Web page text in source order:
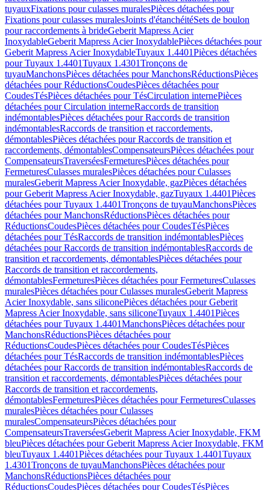
tuyauxFixations pour culasses muralesPièces détachées pour
Fixations pour culasses muralesJoints d'étanchéitéSets de boulon
pour raccordements à brideGeberit Mapress Acier
InoxydableGeberit Mapress Acier InoxydablePièces détachées pour
Geberit Mapress Acier InoxydableTuyaux 1.4401Pièces détachées
pour Tuyaux 1.4401Tuyaux 1.4301Tronçons de
tuyauManchonsPièces détachées pour ManchonsRéductionsPièces
détachées pour RéductionsCoudesPièces détachées pour
CoudesTésPièces détachées pour TésCirculation internePièces
détachées pour Circulation interneRaccords de transition
indémontablesPièces détachées pour Raccords de transition
indémontablesRaccords de transition et raccordements,
démontablesPièces détachées pour Raccords de transition et
raccordements, démontablesCompensateursPièces détachées pour
CompensateursTraverséesFermeturesPièces détachées pour
FermeturesCulasses muralesPièces détachées pour Culasses
muralesGeberit Mapress Acier Inoxydable, gazPièces détachées
pour Geberit Mapress Acier Inoxydable, gazTuyaux 1.4401Pièces
détachées pour Tuyaux 1.4401Tronçons de tuyauManchonsPièces
détachées pour ManchonsRéductionsPièces détachées pour
RéductionsCoudesPièces détachées pour CoudesTésPièces
détachées pour TésRaccords de transition indémontablesPièces
détachées pour Raccords de transition indémontablesRaccords de
transition et raccordements, démontablesPièces détachées pour
Raccords de transition et raccordements,
démontablesFermeturesPièces détachées pour FermeturesCulasses
muralesPièces détachées pour Culasses muralesGeberit Mapress
Acier Inoxydable, sans siliconePièces détachées pour Geberit
Mapress Acier Inoxydable, sans siliconeTuyaux 1.4401Pièces
détachées pour Tuyaux 1.4401ManchonsPièces détachées pour
ManchonsRéductionsPièces détachées pour
RéductionsCoudesPièces détachées pour CoudesTésPièces
détachées pour TésRaccords de transition indémontablesPièces
détachées pour Raccords de transition indémontablesRaccords de
transition et raccordements, démontablesPièces détachées pour
Raccords de transition et raccordements,
démontablesFermeturesPièces détachées pour FermeturesCulasses
muralesPièces détachées pour Culasses
muralesCompensateursPièces détachées pour
CompensateursTraverséesGeberit Mapress Acier Inoxydable, FKM
bleuPièces détachées pour Geberit Mapress Acier Inoxydable, FKM
bleuTuyaux 1.4401Pièces détachées pour Tuyaux 1.4401Tuyaux
1.4301Tronçons de tuyauManchonsPièces détachées pour
ManchonsRéductionsPièces détachées pour
RéductionsCoudesPièces détachées pour CoudesTésPièces